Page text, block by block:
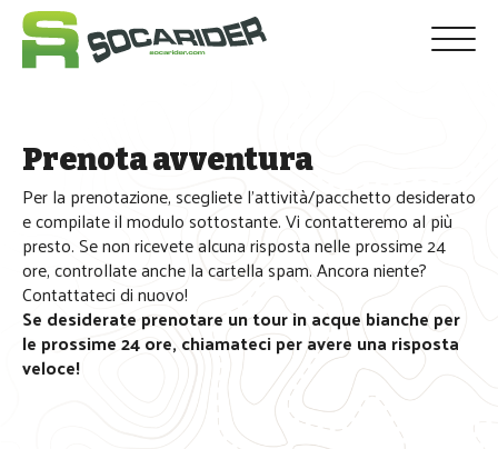
Prenota avventura
Per la prenotazione, scegliete l’attività/pacchetto desiderato
e compilate il modulo sottostante. Vi contatteremo al più
presto. Se non ricevete alcuna risposta nelle prossime 24
ore, controllate anche la cartella spam. Ancora niente?
Contattateci di nuovo!
Se desiderate prenotare un tour in acque bianche per
le prossime 24 ore, chiamateci per avere una risposta
veloce!